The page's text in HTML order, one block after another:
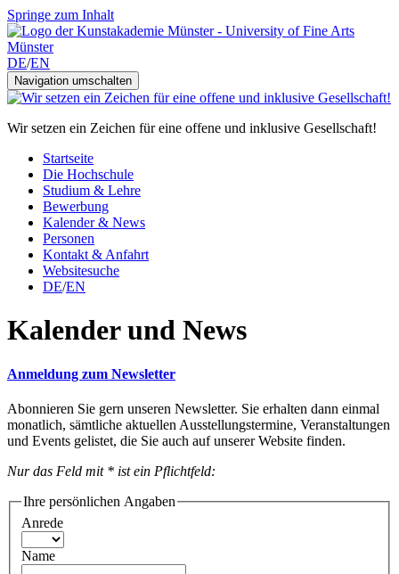
Springe zum Inhalt
DE/EN
Navigation umschalten
Wir setzen ein Zeichen für eine offene und inklusive Gesellschaft!
Startseite
Die Hochschule
Studium & Lehre
Bewerbung
Kalender & News
Personen
Kontakt & Anfahrt
Websitesuche
DE/EN
Kalender und News
Anmeldung zum Newsletter
Abonnieren Sie gern unseren Newsletter. Sie erhalten dann einmal
monatlich, sämtliche aktuellen Ausstellungstermine, Veranstaltungen
und Events gelistet, die Sie auch auf unserer Website finden.
Nur das Feld mit * ist ein Pflichtfeld:
Ihre persönlichen Angaben
Anrede
Name